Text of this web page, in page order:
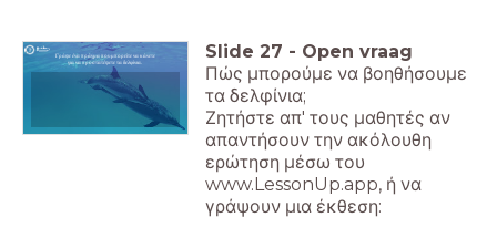
Γράψε ένα πράγμα που μπορείτε να κάνετε
για να προστατέψετε τα δελφίνια.
Slide 27 - Open vraag
Πώς μπορούμε να βοηθήσουμε
τα δελφίνια;
Ζητήστε απ' τους μαθητές αν
απαντήσουν την ακόλουθη
ερώτηση μέσω του
www.LessonUp.app, ή να
γράψουν μια έκθεση: